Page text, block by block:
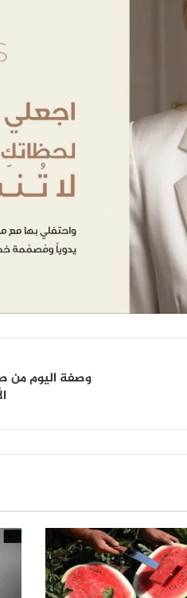
الأرمنية"
وصفة اليوم من